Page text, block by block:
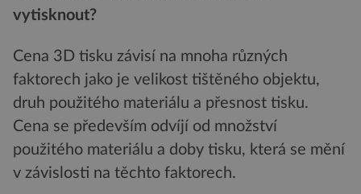
vytisknout?
Cena 3D tisku závisí na mnoha různých
faktorech jako je velikost tištěného objektu,
druh použitého materiálu a přesnost tisku.
Cena se především odvíjí od množství
použitého materiálu a doby tisku, která se mění
v závislosti na těchto faktorech.